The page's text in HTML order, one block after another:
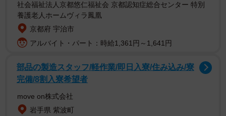
社会福祉法人京都悠仁福祉会 京都認知症総合センター 特別
養護老人ホームヴィラ鳳凰
京都府 宇治市
アルバイト・パート：時給1,361円～1,641円
部品の製造スタッフ/軽作業/即日入寮/住み込み/寮
完備/8割入寮希望者
move on株式会社
岩手県 紫波町